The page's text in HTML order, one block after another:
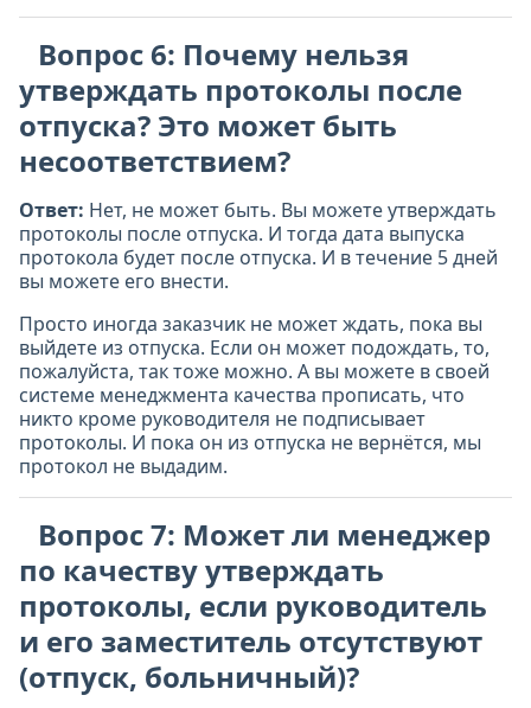
Вопрос 6: Почему нельзя
утверждать протоколы после
отпуска? Это может быть
несоответствием?
Ответ: Нет, не может быть. Вы можете утверждать
протоколы после отпуска. И тогда дата выпуска
протокола будет после отпуска. И в течение 5 дней
вы можете его внести.
Просто иногда заказчик не может ждать, пока вы
выйдете из отпуска. Если он может подождать, то,
пожалуйста, так тоже можно. А вы можете в своей
системе менеджмента качества прописать, что
никто кроме руководителя не подписывает
протоколы. И пока он из отпуска не вернётся, мы
протокол не выдадим.
Вопрос 7: Может ли менеджер
по качеству утверждать
протоколы, если руководитель
и его заместитель отсутствуют
(отпуск, больничный)?